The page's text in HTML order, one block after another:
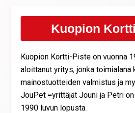
Kuopion
Kuopion Kortti-Piste on vuonna
aloittanut yritys, jonka toimialana
mainostuotteiden valmistus ja
JouPet =yrittäjät Jouni ja Petri
1990 luvun lopusta.